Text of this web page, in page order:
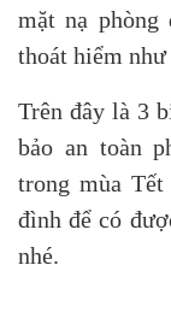
mặt nạ phòng
thoát hiểm như
Trên đây là 3
bảo an toàn
trong mùa
đình để có
nhé.